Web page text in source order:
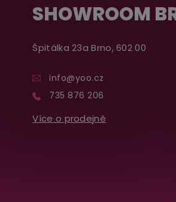
SHOWROOM
Špitálka 23a Brno, 602 00
info@yoo.cz
735 876 206
Více o prodejně